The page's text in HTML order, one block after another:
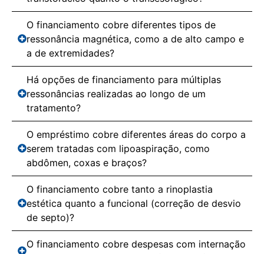
O financiamento cobre diferentes tipos de
ressonância magnética, como a de alto campo e
a de extremidades?
Há opções de financiamento para múltiplas
ressonâncias realizadas ao longo de um
tratamento?
O empréstimo cobre diferentes áreas do corpo a
serem tratadas com lipoaspiração, como
abdômen, coxas e braços?
O financiamento cobre tanto a rinoplastia
estética quanto a funcional (correção de desvio
de septo)?
O financiamento cobre despesas com internação